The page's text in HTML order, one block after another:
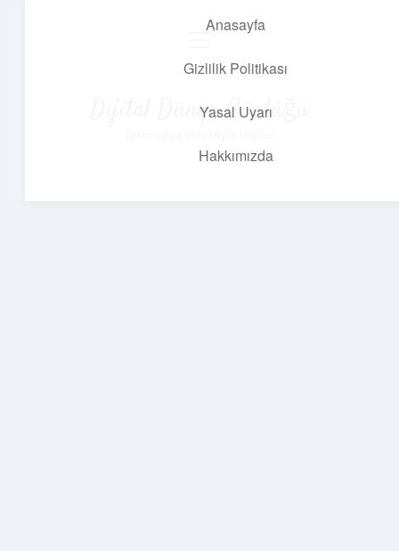
Anasayfa
Gizlilik Politikası
Yasal Uyarı
Hakkımızda
Dijital Dünya Günlüğü